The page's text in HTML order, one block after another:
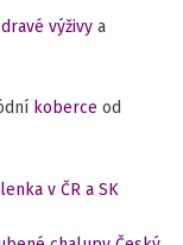
výživy a
koberce od
v ČR a SK